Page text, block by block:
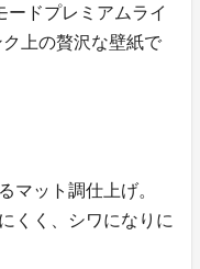
ドプレミアムライ
上の贅沢な壁紙で
マット調仕上げ。
くく、シワになりに